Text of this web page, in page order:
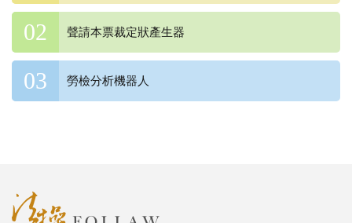
聲請本票裁定狀產生器
勞檢分析機器人